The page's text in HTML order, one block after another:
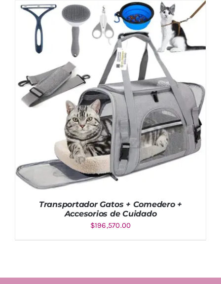
AÑADIR AL CARRITO / DETALLES
Transportador Gatos + Comedero +
Accesorios de Cuidado
$196,570.00